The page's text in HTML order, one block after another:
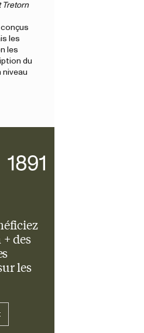
Tretorn
les
les
du
niveau
des
les